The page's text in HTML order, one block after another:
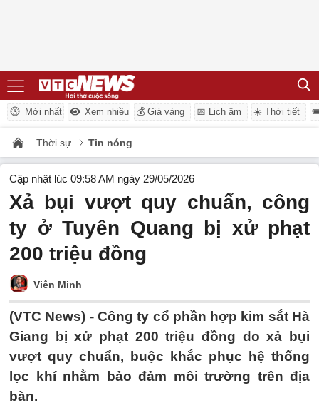
Mới nhất Xem nhiều 💰 Giá vàng 📅 Lịch âm ☀️ Thời tiết
Thời sự Tin nóng
Cập nhật lúc 09:58 AM ngày 29/05/2026
Xả bụi vượt quy chuẩn, công
ty ở Tuyên Quang bị xử phạt
200 triệu đồng
Viên Minh
(VTC News) - Công ty cổ phần hợp kim sắt Hà
Giang bị xử phạt 200 triệu đồng do xả bụi
vượt quy chuẩn, buộc khắc phục hệ thống
lọc khí nhằm bảo đảm môi trường trên địa
bàn.